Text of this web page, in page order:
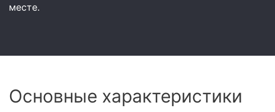
месте.
Основные характеристики